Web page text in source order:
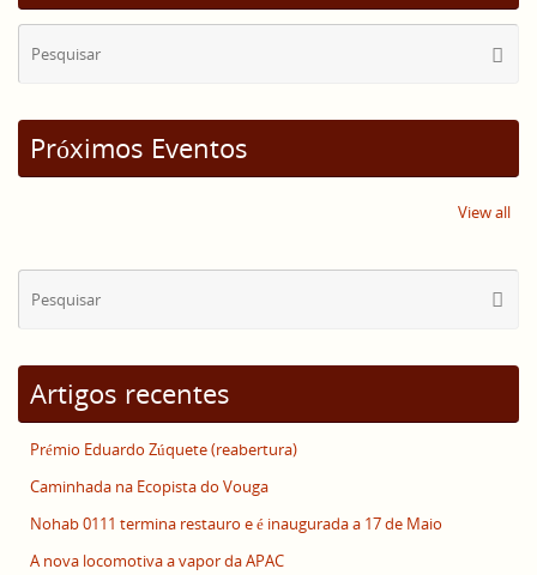
Próximos Eventos
View all
Artigos recentes
Prémio Eduardo Zúquete (reabertura)
Caminhada na Ecopista do Vouga
Nohab 0111 termina restauro e é inaugurada a 17 de Maio
A nova locomotiva a vapor da APAC